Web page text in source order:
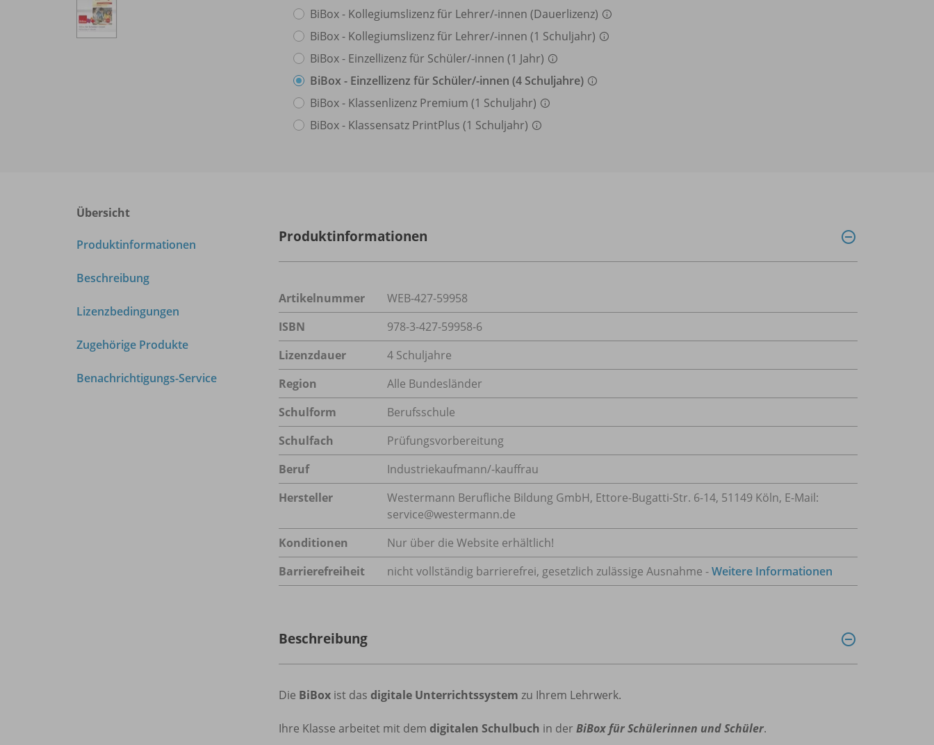
BiBox - Kollegiumslizenz für Lehrer/-innen (Dauerlizenz)
BiBox - Kollegiumslizenz für Lehrer/-innen (1 Schuljahr)
BiBox - Einzellizenz für Schüler/-innen (1 Jahr)
BiBox - Einzellizenz für Schüler/-innen (4 Schuljahre)
BiBox - Klassenlizenz Premium (1 Schuljahr)
BiBox - Klassensatz PrintPlus (1 Schuljahr)
Übersicht
Produktinformationen
Beschreibung
Lizenzbedingungen
Zugehörige Produkte
Benachrichtigungs-Service
Produktinformationen
Artikelnummer
WEB-427-59958
ISBN
978-3-427-59958-6
Lizenzdauer
4 Schuljahre
Region
Alle Bundesländer
Schulform
Berufsschule
Schulfach
Prüfungsvorbereitung
Beruf
Industriekaufmann/-kauffrau
Hersteller
Westermann Berufliche Bildung GmbH, Ettore-Bugatti-Str. 6-14, 51149 Köln, E-Mail:
service@westermann.de
Konditionen
Nur über die Website erhältlich!
Barrierefreiheit
nicht vollständig barrierefrei, gesetzlich zulässige Ausnahme -Weitere Informationen
Beschreibung
Die BiBox ist das digitale Unterrichtssystem zu Ihrem Lehrwerk.
Ihre Klasse arbeitet mit dem digitalen Schulbuch in der BiBox für Schülerinnen und Schüler.